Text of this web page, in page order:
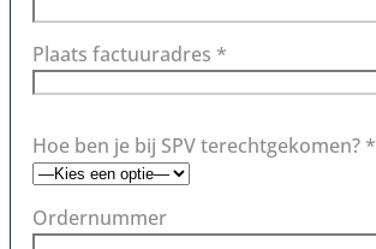
Plaats factuuradres *
Hoe ben je bij SPV terechtgekomen? *
Ordernummer